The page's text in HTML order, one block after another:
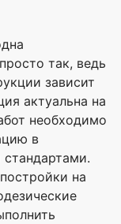
так, ведь
зависит
актуальна на
необходимо
в
на